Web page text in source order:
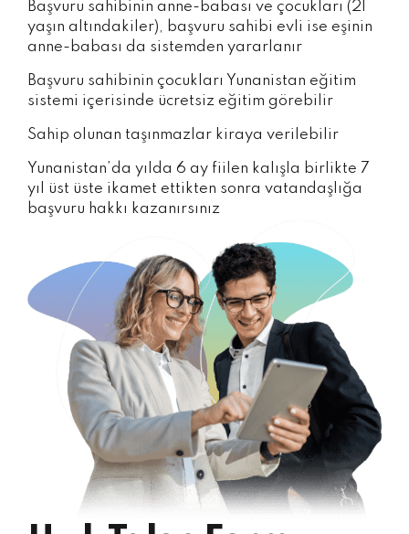
Başvuru sahibinin anne-babası ve çocukları (21
yaşın altındakiler), başvuru sahibi evli ise eşinin
anne-babası da sistemden yararlanır
Başvuru sahibinin çocukları Yunanistan eğitim
sistemi içerisinde ücretsiz eğitim görebilir
Sahip olunan taşınmazlar kiraya verilebilir
Yunanistan’da yılda 6 ay fiilen kalışla birlikte 7
yıl üst üste ikamet ettikten sonra vatandaşlığa
başvuru hakkı kazanırsınız